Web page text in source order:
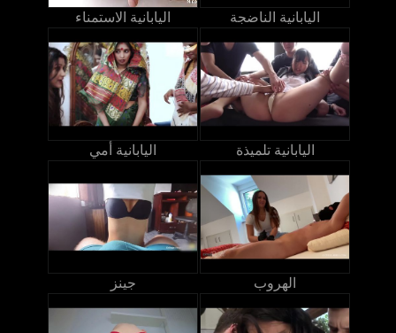
اليابانية الاستمناء اليابانية الناضجة
اليابانية أمي اليابانية تلميذة
جينز الهروب